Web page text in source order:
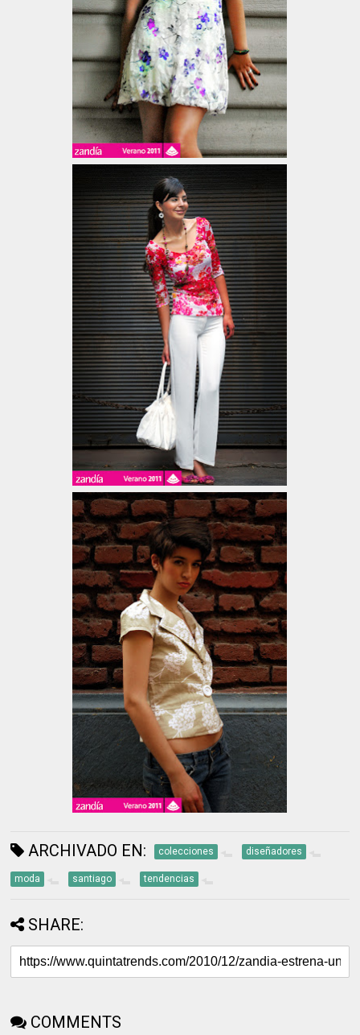
ARCHIVADO EN: colecciones diseñadores
moda santiago tendencias
SHARE:
COMMENTS